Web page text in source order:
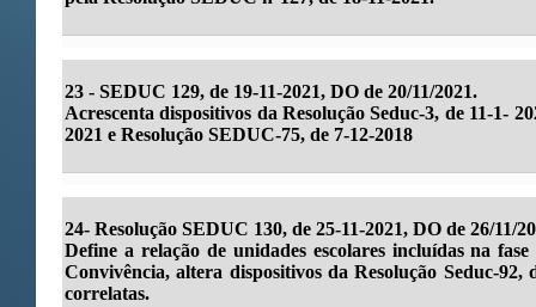
23 - SEDUC 129, de 19-11-2021, DO de 20/11/2021.
Acrescenta dispositivos da Resolução Seduc-3, de 11-1-
2021 e Resolução SEDUC-75, de 7-12-2018
24- Resolução SEDUC 130, de 25-11-2021, DO de 26/11/
Define a relação de unidades escolares incluídas na
Convivência, altera dispositivos da Resolução Seduc-92,
correlatas.